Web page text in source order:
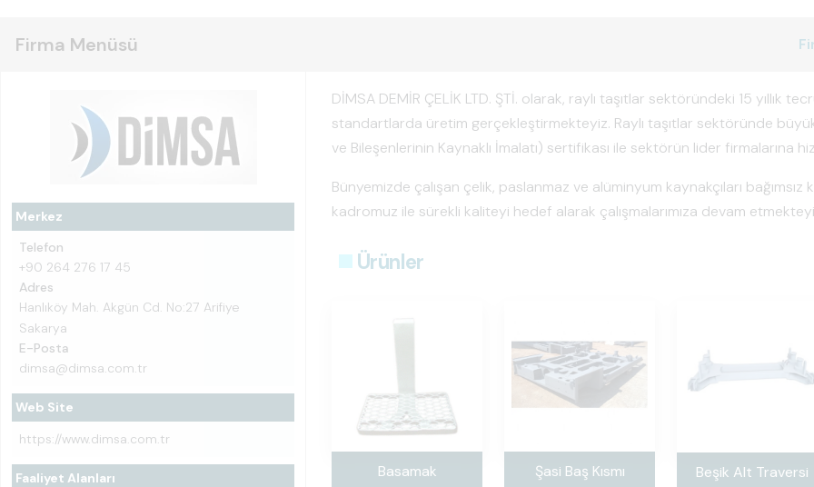
Firma Menüsü
Merkez
Telefon
+90 264 276 17 45
Adres
Hanlıköy Mah. Akgün Cd. No:27 Arifiye
Sakarya
E-Posta
dimsa@dimsa.com.tr
Web Site
https://www.dimsa.com.tr
Faaliyet Alanları
DİMSA DEMİR ÇELİK LTD. ŞTİ. olarak, raylı taşıtlar sektöründeki 15 yıllık
standartlarda üretim gerçekleştirmekteyiz. Raylı taşıtlar sektöründe
ve Bileşenlerinin Kaynaklı İmalatı) sertifikası ile sektörün lider firmalarına
Bünyemizde çalışan çelik, paslanmaz ve alüminyum kaynakçıları
kadromuz ile sürekli kaliteyi hedef alarak çalışmalarımıza devam
Ürünler
Basamak Şasi Baş Kısmı Beşik Alt Traversi